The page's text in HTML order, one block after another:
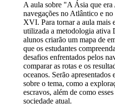
A aula sobre "A Ásia que era
navegações no Atlântico e
XVI. Para tornar a aula mais
utilizada a metodologia ativa
alunos criarão um mapa de
que os estudantes
desafios enfrentados pelos
comparar as rotas e os
oceanos. Serão
sobre o tema, como a
escravos, além de como
sociedade atual.